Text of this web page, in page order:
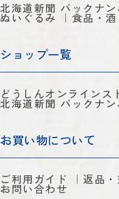
北海道新聞 バックナン
ぬいぐるみ 食品・酒
ショップ一覧
どうしんオンラインス
北海道新聞 バックナン
お買い物について
ご利用ガイド 返品
お問い合わせ